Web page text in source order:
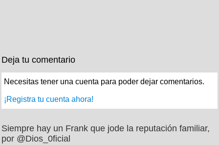
Deja tu comentario
Necesitas tener una cuenta para poder dejar comentarios.
¡Registra tu cuenta ahora!
Siempre hay un Frank que jode la reputación familiar,
por @Dios_0ficial